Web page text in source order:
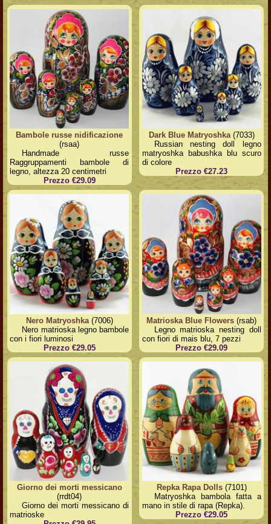
Bambole russe nidificazione
(rsaa)
Handmade russe
Raggruppamenti bambole di
legno, altezza 20 centimetri
Prezzo €29.09
Dark Blue Matryoshka(7033)
Russian nesting doll legno
matryoshka babushka blu scuro
di colore
Prezzo €27.23
Nero Matryoshka(7006)
Nero matrioska legno bambole
con i fiori luminosi
Prezzo €29.05
Matrioska Blue Flowers (rsab)
Legno matrioska nesting doll
con fiori di mais blu, 7 pezzi
Prezzo €29.09
Giorno dei morti messicano
(rrdt04)
Giorno dei morti messicano di
matrioske
Repka Rapa Dolls(7101)
Matryoshka bambola fatta a
mano in stile di rapa (Repka).
Prezzo €29.05